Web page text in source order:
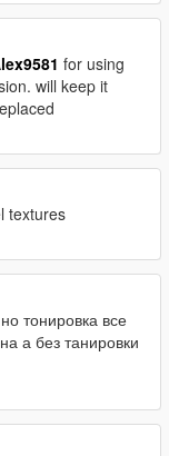
for using
will keep it
textures
тонировка все
а без танировки